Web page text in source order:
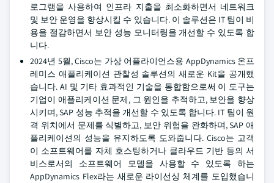
로그램을 사용하여 인프라 지출을 최소화하면서 네트워크
및 보안 운영을 향상시킬 수 있습니다. 이 솔루션은 IT 팀이 비
용을 절감하면서 보안 성능 모니터링을 개선할 수 있도록 합
니다.
2024년 5월, Cisco는 가상 어플라이언스용 AppDynamics 온프
레미스 애플리케이션 관찰성 솔루션의 새로운 Kit을 공개했
습니다. AI 및 기타 효과적인 기술을 통합함으로써 이 도구는
기업이 애플리케이션 문제, 그 원인을 추적하고, 보안을 향상
시키며, SAP 성능 추적을 개선할 수 있도록 합니다. IT 팀이 원
격 위치에서 문제를 식별하고, 보안 위험을 완화하며, SAP 애
플리케이션의 성능을 유지하도록 도와줍니다. Cisco는 고객
이 소프트웨어를 자체 호스팅하거나 클라우드 기반 등의 서
비스로서의 소프트웨어 모델을 사용할 수 있도록 하는
AppDynamics Flex라는 새로운 라이선싱 체계를 도입했습니